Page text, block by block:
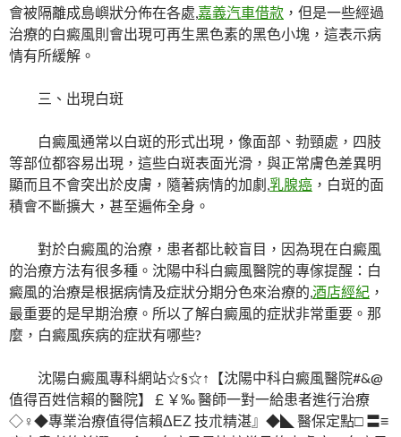
會被隔離成島嶼狀分佈在各處,嘉義汽車借款 ，但是一些經過
治療的白癜風則會出現可再生黑色素的黑色小塊，這表示病
情有所緩解。
三、出現白斑
白癜風通常以白斑的形式出現，像面部、勃頸處，四肢
等部位都容易出現，這些白斑表面光滑，與正常膚色差異明
顯而且不會突出於皮膚，隨著病情的加劇,乳腺癌 ，白斑的面
積會不斷擴大，甚至遍佈全身。
對於白癜風的治療，患者都比較盲目，因為現在白癜風
的治療方法有很多種。沈陽中科白癜風醫院的專傢提醒：白
癜風的治療是根据病情及症狀分期分色來治療的,酒店經紀 ，
最重要的是早期治療。所以了解白癜風的症狀非常重要。那
麼，白癜風疾病的症狀有哪些?
沈陽白癜風專科網站☆§☆↑【沈陽中科白癜風醫院#&@
值得百姓信賴的醫院】￡￥‰ 醫師一對一給患者進行治療
◇♀◆專業治療值得信賴ΔΕΖ 技朮精湛』◆◣ 醫保定點□ 〓≡